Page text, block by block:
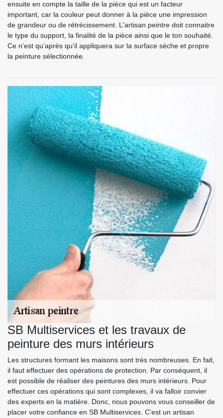
ensuite en compte la taille de la pièce qui est un facteur
important, car la couleur peut donner à la pièce une impression
de grandeur ou de rétrécissement. L'artisan peintre doit connaitre
le type du support, la finalité de la pièce ainsi que le ton souhaité.
Ce n’est qu’après qu’il appliquera sur la surface sèche et propre
la peinture sélectionnée.
SB Multiservices et les travaux de
peinture des murs intérieurs
Les structures formant les maisons sont très nombreuses. En fait,
il faut effectuer des opérations de protection. Par conséquent, il
est possible de réaliser des peintures des murs intérieurs. Pour
effectuer ces opérations qui sont complexes, il va falloir convier
des experts en la matière. Donc, nous pouvons vous conseiller de
placer votre confiance en SB Multiservices. C'est un artisan